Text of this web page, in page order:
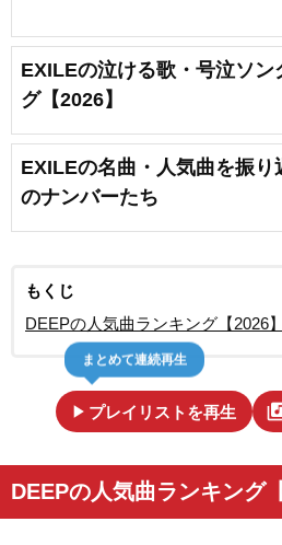
EXILEの泣ける歌・号泣ソ
グ【2026】
EXILEの名曲・人気曲を振
のナンバーたち
もくじ
DEEPの人気曲ランキング【2026】
play_arrow プレイリストを再生
まとめて連続再生
DEEPの人気曲ランキング